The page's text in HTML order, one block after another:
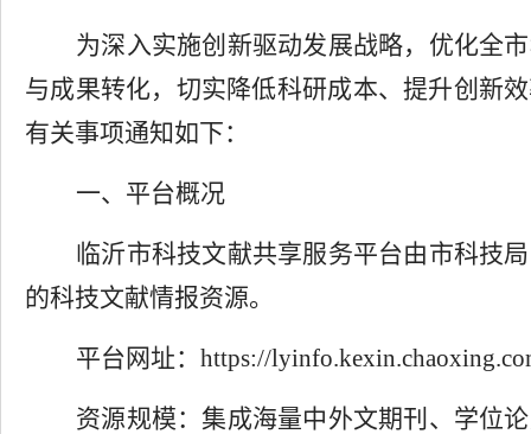
为深入实施创新驱动发展战略，优化全
与成果转化，切实降低科研成本、提升创新
有关事项通知如下：
一、平台概况
临沂市科技文献共享服务平台由市科技
的科技文献情报资源。
平台网址： https://
资源规模：集成海量中外文期刊、学位